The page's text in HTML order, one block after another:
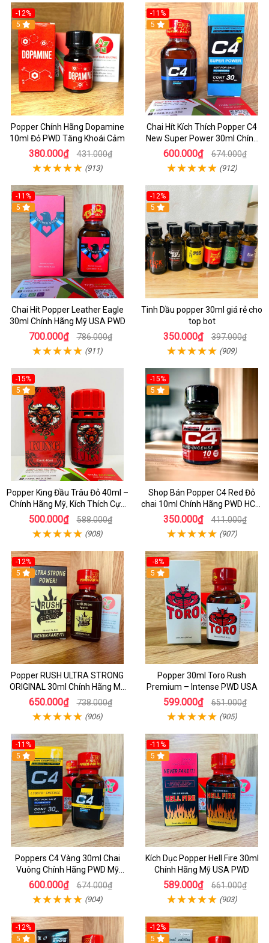
-12%
5
Popper Chính Hãng Dopamine
10ml Đỏ PWD Tăng Khoái Cảm
380.000₫ 431.000₫
(913)
-11%
5
Chai Hít Kích Thích Popper C4
New Super Power 30ml Chính
Hãng Mỹ USA
600.000₫ 674.000₫
(912)
-11%
5
Chai Hít Popper Leather Eagle
30ml Chính Hãng Mỹ USA PWD
700.000₫ 786.000₫
(911)
-12%
5
Tinh Dầu popper 30ml giá rẻ cho
top bot
350.000₫ 397.000₫
(909)
-15%
5
Popper King Đầu Trâu Đỏ 40ml –
Chính Hãng Mỹ, Kích Thích Cực
Mạnh Cho Top & Bot
500.000₫ 588.000₫
(908)
-15%
5
Shop Bán Popper C4 Red Đỏ
chai 10ml Chính Hãng PWD HCM
kích thích Cực Mạnh cho LGBT -
TOP BOT
350.000₫ 411.000₫
(907)
-12%
5
Popper RUSH ULTRA STRONG
ORIGINAL 30ml Chính Hãng Mỹ
PWD - Tăng Khoái Cảm Mạnh
650.000₫ 738.000₫
(906)
-8%
5
Popper 30ml Toro Rush
Premium – Intense PWD USA
599.000₫ 651.000₫
(905)
-11%
5
Poppers C4 Vàng 30ml Chai
Vuông Chính Hãng PWD Mỹ
Tăng Hưng Phấn Cho Top Bot
600.000₫ 674.000₫
(904)
-11%
5
Kích Dục Popper Hell Fire 30ml
Chính Hãng Mỹ USA PWD
589.000₫ 661.000₫
(903)
-12%
5
-12%
5